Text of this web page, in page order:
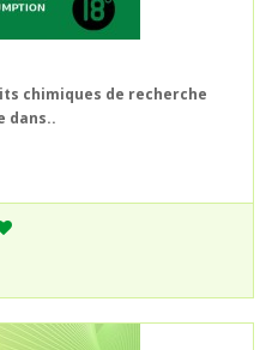
chimiques de recherche
dans..